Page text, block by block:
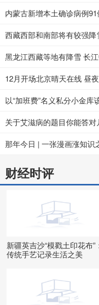
内蒙古新增本土确诊病例
西藏西部和南部将有较强降
黑龙江西藏等地有降雪 长
12月开场北京晴天在线 昼
以“加班费”名义私分小金
关于艾滋病的题目你能答
那年今日 | 一张漫画涨知识
财经时评
新疆英吉沙“模戳土印花布”
传统手艺记录生活之美